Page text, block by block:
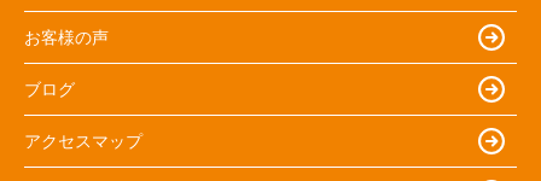
お客様の声
ブログ
アクセスマップ